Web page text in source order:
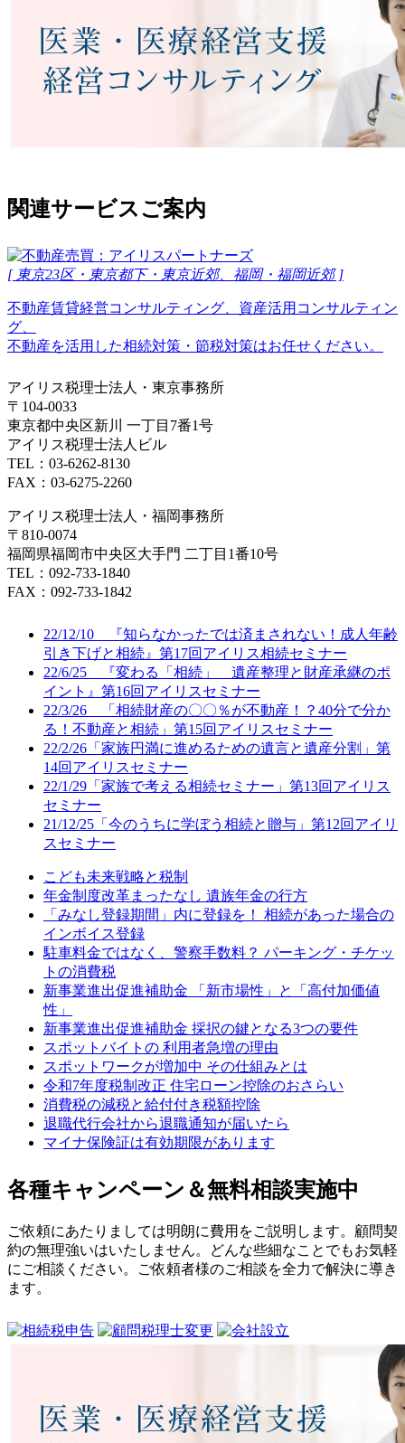
関連サービスご案内
[ 東京23区・東京都下・東京近郊、福岡・福岡近郊 ]
不動産賃貸経営コンサルティング、資産活用コンサルティン
グ、
不動産を活用した相続対策・節税対策はお任せください。
アイリス税理士法人・東京事務所
〒104-0033
東京都中央区新川 一丁目7番1号
アイリス税理士法人ビル
TEL：03-6262-8130
FAX：03-6275-2260
アイリス税理士法人・福岡事務所
〒810-0074
福岡県福岡市中央区大手門 二丁目1番10号
TEL：092-733-1840
FAX：092-733-1842
22/12/10 『知らなかったでは済まされない！成人年齢
引き下げと相続』第17回アイリス相続セミナー
22/6/25 『変わる「相続」 遺産整理と財産承継のポ
イント』第16回アイリスセミナー
22/3/26 「相続財産の〇〇％が不動産！？40分で分か
る！不動産と相続」第15回アイリスセミナー
22/2/26「家族円満に進めるための遺言と遺産分割」第
14回アイリスセミナー
22/1/29「家族で考える相続セミナー」第13回アイリス
セミナー
21/12/25「今のうちに学ぼう相続と贈与」第12回アイリ
スセミナー
こども未来戦略と税制
年金制度改革まったなし 遺族年金の行方
「みなし登録期間」内に登録を！ 相続があった場合の
インボイス登録
駐車料金ではなく、警察手数料？ パーキング・チケッ
トの消費税
新事業進出促進補助金 「新市場性」と「高付加価値
性」
新事業進出促進補助金 採択の鍵となる3つの要件
スポットバイトの 利用者急増の理由
スポットワークが増加中 その仕組みとは
令和7年度税制改正 住宅ローン控除のおさらい
消費税の減税と給付付き税額控除
退職代行会社から退職通知が届いたら
マイナ保険証は有効期限があります
各種キャンペーン＆無料相談実施中
ご依頼にあたりましては明朗に費用をご説明します。顧問契
約の無理強いはいたしません。どんな些細なことでもお気軽
にご相談ください。ご依頼者様のご相談を全力で解決に導き
ます。